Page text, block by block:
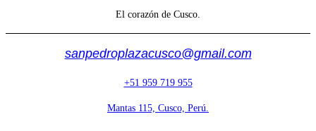
El corazón de Cusco.
sanpedroplazacusco@gmail.com
+51 959 719 955
Mantas 115, Cusco, Perú.